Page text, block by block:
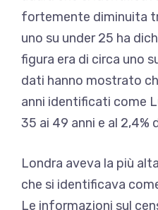
fortemente diminuita
uno su under 25 ha
figura era di circa uno
dati hanno mostrato
anni identificati come
35 ai 49 anni e al 2,4%
Londra aveva la più
che si identificava
Le informazioni sul